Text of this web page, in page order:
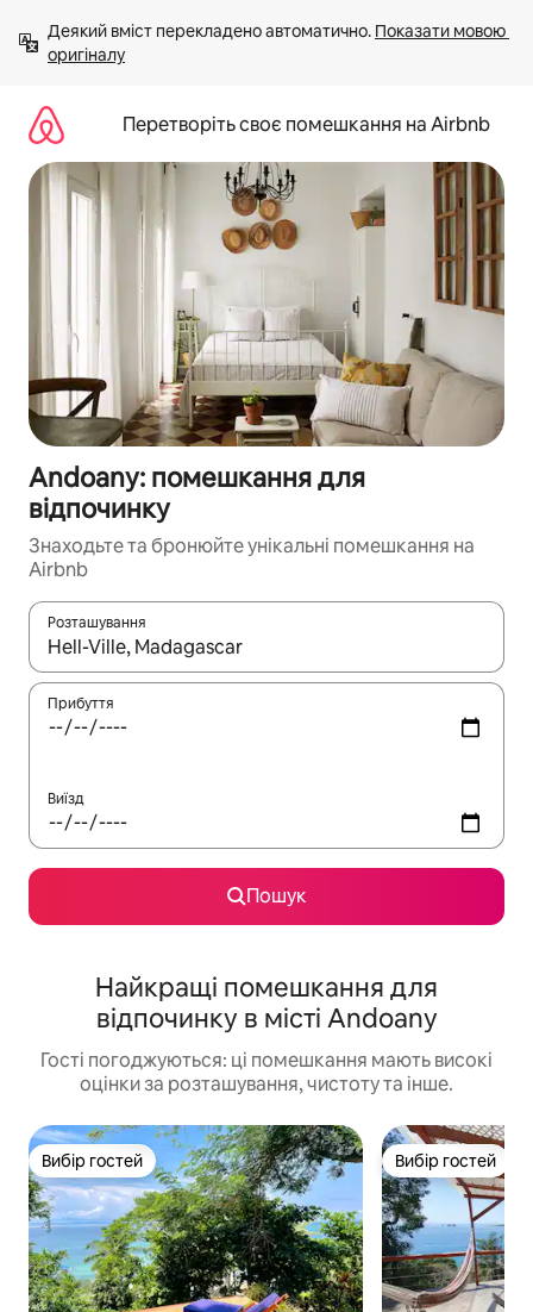
вмісту
Деякий вміст перекладено автоматично. Показати мовою
оригіналу
Перетворіть своє помешкання на Airbnb
Andoany: помешкання для
відпочинку
Знаходьте та бронюйте унікальні помешкання на
Airbnb
Розташування
Отримавши результати пошуку, використовуйте для
Прибуття
Виїзд
Пошук
Найкращі помешкання для
відпочинку в місті Andoany
Гості погоджуються: ці помешкання мають високі
оцінки за розташування, чистоту та інше.
Вибір гостей
Вибір гостей Вибір гостей
Вибір гостей